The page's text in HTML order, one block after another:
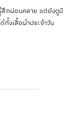
สึกผ่อนคลาย แต่ยังดูมี
ทั้งเสื้อผ้าประจำวัน